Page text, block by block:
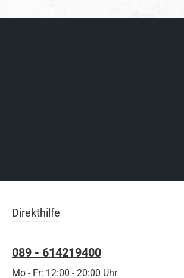
Direkthilfe
089 - 614219400
Mo - Fr: 12:00 - 20:00 Uhr